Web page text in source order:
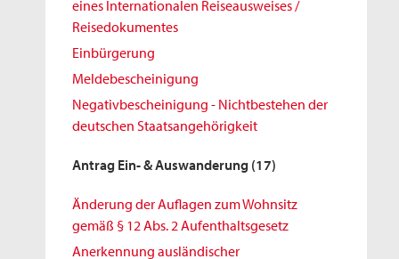
eines Internationalen Reiseausweises /
Reisedokumentes
Einbürgerung
Meldebescheinigung
Negativbescheinigung - Nichtbestehen der
deutschen Staatsangehörigkeit
Antrag Ein- & Auswanderung (17)
Änderung der Auflagen zum Wohnsitz
gemäß § 12 Abs. 2 Aufenthaltsgesetz
Anerkennung ausländischer